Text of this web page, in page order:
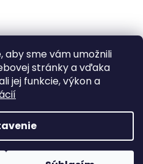
aby sme vám umožnili
stránky a vďaka
jej funkcie, výkon a
Shoptet